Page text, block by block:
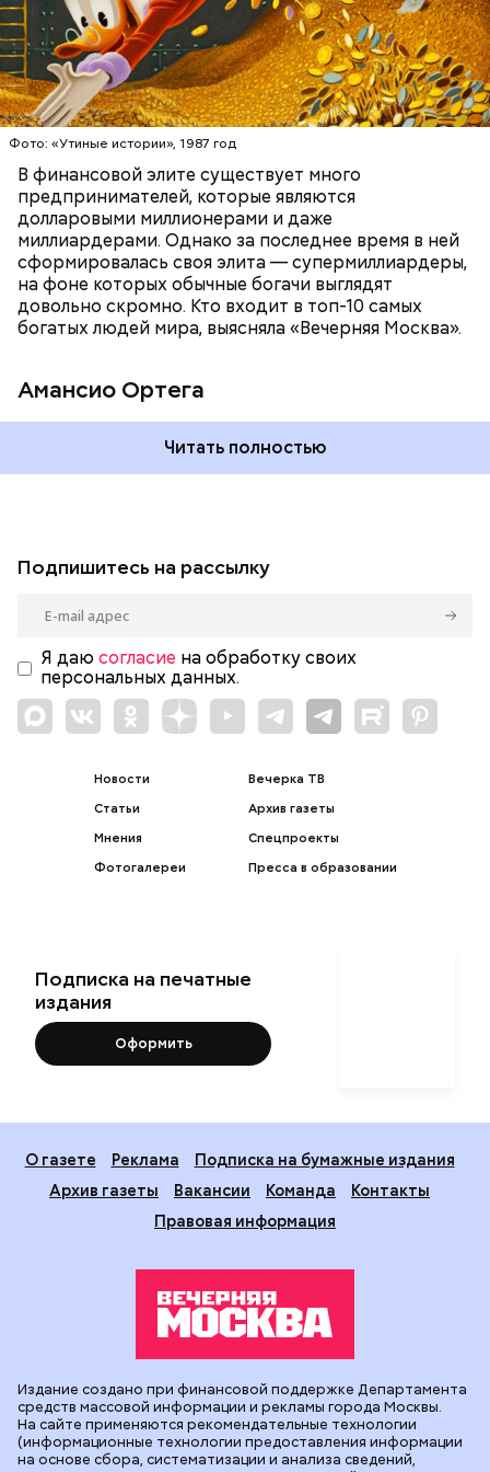
Фото: «Утиные истории», 1987 год
В финансовой элите существует много
предпринимателей, которые являются
долларовыми миллионерами и даже
миллиардерами. Однако за последнее время в ней
сформировалась своя элита — супермиллиардеры,
на фоне которых обычные богачи выглядят
довольно скромно. Кто входит в топ-10 самых
богатых людей мира, выясняла «Вечерняя Москва».
Амансио Ортега
Фото: Shutterstock
Читать полностью
БОГАТСТВО
БИЗНЕС
ПРЕДПРИНИМАТЕЛИ
МИЛЛИАРДЕРЫ
ДЕНЬГИ
Подпишитесь на рассылку
Я даю согласие на обработку своих
персональных данных.
Новости
Статьи
Мнения
Фотогалереи
Вечерка ТВ
Архив газеты
Спецпроекты
Пресса в образовании
Подписка на печатные
издания
Оформить
О газете Реклама
Подписка на бумажные издания
Архив газеты
Вакансии Команда
Контакты
Правовая информация
Издание создано при финансовой поддержке Департамента
средств массовой информации и рекламы города Москвы.
На сайте применяются рекомендательные технологии
(информационные технологии предоставления информации
на основе сбора, систематизации и анализа сведений,